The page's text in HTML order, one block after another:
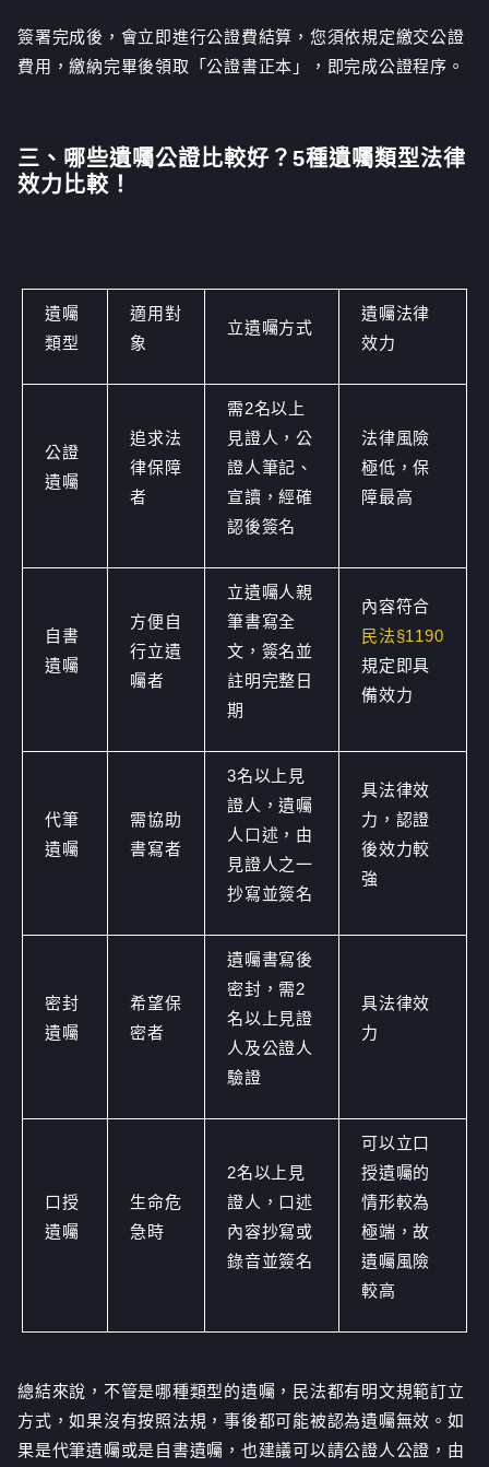
簽署完成後，會立即進行公證費結算，您須依規定繳交公證
費用，繳納完畢後領取「公證書正本」，即完成公證程序。
三、哪些遺囑公證比較好？5種遺囑類型法律
效力比較！
遺囑
類型
適用對
象
立遺囑方式
遺囑法律
效力
公證
遺囑
追求法
律保障
者
需2名以上
見證人，公
證人筆記、
宣讀，經確
認後簽名
法律風險
極低，保
障最高
自書
遺囑
方便自
行立遺
囑者
立遺囑人親
筆書寫全
文，簽名並
註明完整日
期
內容符合
民法§1190
規定即具
備效力
代筆
遺囑
需協助
書寫者
3名以上見
證人，遺囑
人口述，由
見證人之一
抄寫並簽名
具法律效
力，認證
後效力較
強
密封
遺囑
希望保
密者
遺囑書寫後
密封，需2
名以上見證
人及公證人
驗證
具法律效
力
口授
遺囑
生命危
急時
2名以上見
證人，口述
內容抄寫或
錄音並簽名
可以立口
授遺囑的
情形較為
極端，故
遺囑風險
較高
總結來說，不管是哪種類型的遺囑，民法都有明文規範訂立
方式，如果沒有按照法規，事後都可能被認為遺囑無效。如
果是代筆遺囑或是自書遺囑，也建議可以請公證人公證，由